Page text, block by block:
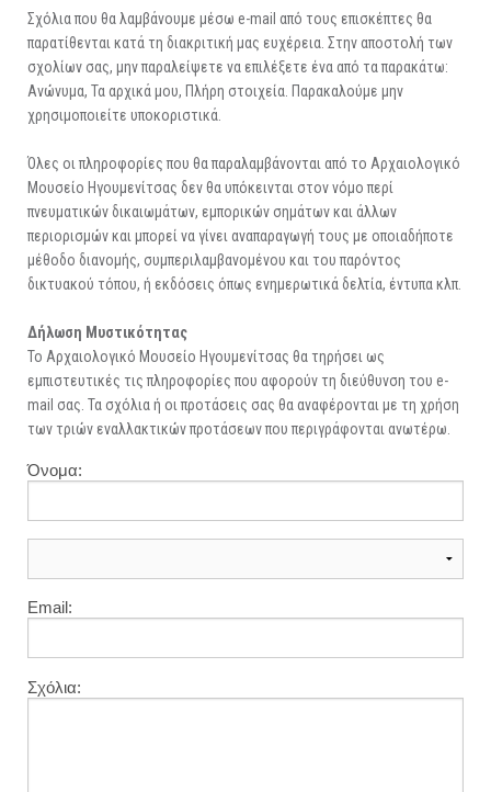
ΑΡΧΑΙΟΛΟΓΙΚΟΙ ΧΩΡΟΙ
Σχόλια που θα λαμβάνουμε μέσω e-mail από τους επισκέπτες θα
παρατίθενται κατά τη διακριτική μας ευχέρεια. Στην αποστολή των
σχολίων σας, μην παραλείψετε να επιλέξετε ένα από τα παρακάτω:
Ανώνυμα, Τα αρχικά μου, Πλήρη στοιχεία. Παρακαλούμε μην
χρησιμοποιείτε υποκοριστικά.
Όλες οι πληροφορίες που θα παραλαμβάνονται από το Αρχαιολογικό
Μουσείο Ηγουμενίτσας δεν θα υπόκεινται στον νόμο περί
πνευματικών δικαιωμάτων, εμπορικών σημάτων και άλλων
περιορισμών και μπορεί να γίνει αναπαραγωγή τους με οποιαδήποτε
μέθοδο διανομής, συμπεριλαμβανομένου και του παρόντος
δικτυακού τόπου, ή εκδόσεις όπως ενημερωτικά δελτία, έντυπα κλπ.
Δήλωση Μυστικότητας
Το Αρχαιολογικό Μουσείο Ηγουμενίτσας θα τηρήσει ως
εμπιστευτικές τις πληροφορίες που αφορούν τη διεύθυνση του e-
mail σας. Τα σχόλια ή οι προτάσεις σας θα αναφέρονται με τη χρήση
των τριών εναλλακτικών προτάσεων που περιγράφονται ανωτέρω.
Όνομα:
Email:
Σχόλια: